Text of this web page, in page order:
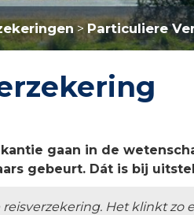
> Particuliere
gaan in de
gebeurt. Dát is bij
reisverzekering. Het klinkt zo